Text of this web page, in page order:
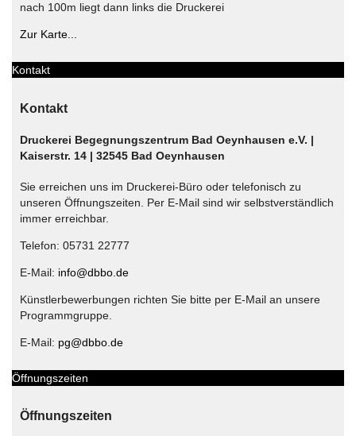
nach 100m liegt dann links die Druckerei
Zur Karte...
Kontakt
Kontakt
Druckerei Begegnungszentrum Bad Oeynhausen e.V. |
Kaiserstr. 14 | 32545 Bad Oeynhausen
Sie erreichen uns im Druckerei-Büro oder telefonisch zu
unseren Öffnungszeiten. Per E-Mail sind wir selbstverständlich
immer erreichbar.
Telefon: 05731 22777
E-Mail: info@dbbo.de
Künstlerbewerbungen richten Sie bitte per E-Mail an unsere
Programmgruppe.
E-Mail: pg@dbbo.de
Öffnungszeiten
Öffnungszeiten